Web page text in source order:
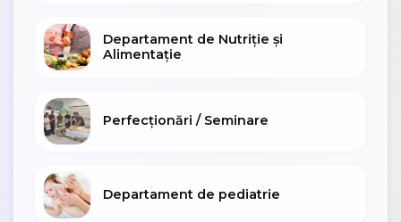
Departament de Nutriție și
Alimentație
Perfecționări / Seminare
Departament de pediatrie